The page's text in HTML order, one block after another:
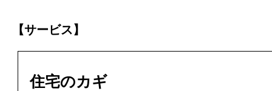
【サービス】
住宅のカギ